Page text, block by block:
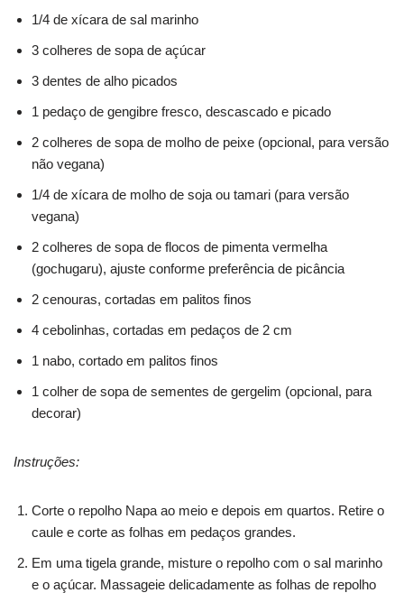
1/4 de xícara de sal marinho
3 colheres de sopa de açúcar
3 dentes de alho picados
1 pedaço de gengibre fresco, descascado e picado
2 colheres de sopa de molho de peixe (opcional, para versão
não vegana)
1/4 de xícara de molho de soja ou tamari (para versão
vegana)
2 colheres de sopa de flocos de pimenta vermelha
(gochugaru), ajuste conforme preferência de picância
2 cenouras, cortadas em palitos finos
4 cebolinhas, cortadas em pedaços de 2 cm
1 nabo, cortado em palitos finos
1 colher de sopa de sementes de gergelim (opcional, para
decorar)
Instruções:
Corte o repolho Napa ao meio e depois em quartos. Retire o
caule e corte as folhas em pedaços grandes.
Em uma tigela grande, misture o repolho com o sal marinho
e o açúcar. Massageie delicadamente as folhas de repolho